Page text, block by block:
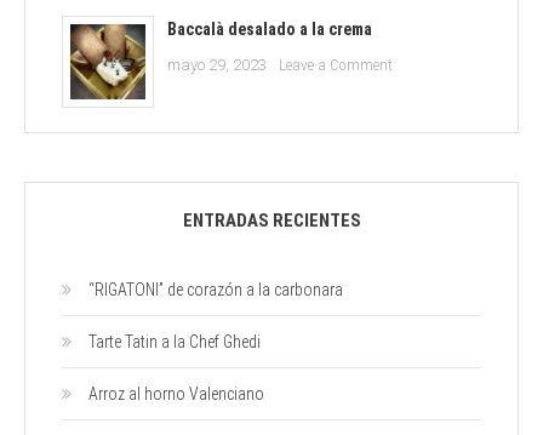
Baccalà desalado a la crema
mayo 29, 2023 Leave a Commenton
ENTRADAS RECIENTES
“RIGATONI” de corazón a la carbonara
Tarte Tatin a la Chef Ghedi
Arroz al horno Valenciano